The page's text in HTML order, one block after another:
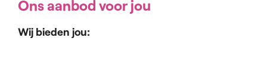
Ons aanbod voor jou
Wij bieden jou: